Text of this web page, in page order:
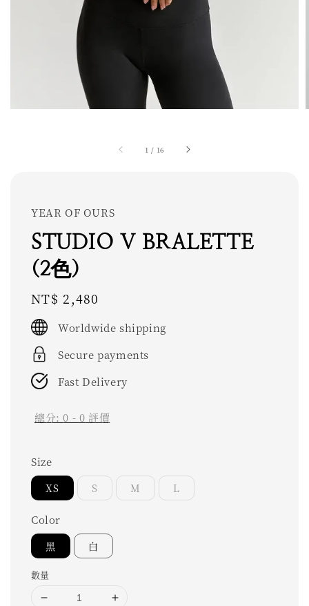
1 / 16
YEAR OF OURS
STUDIO V BRALETTE
(2色)
Regular
price
NT$ 2,480
Worldwide shipping
Secure payments
Fast Delivery
總分:0 - 0 評價
Size
XS S M L
Color
黑 白
數量